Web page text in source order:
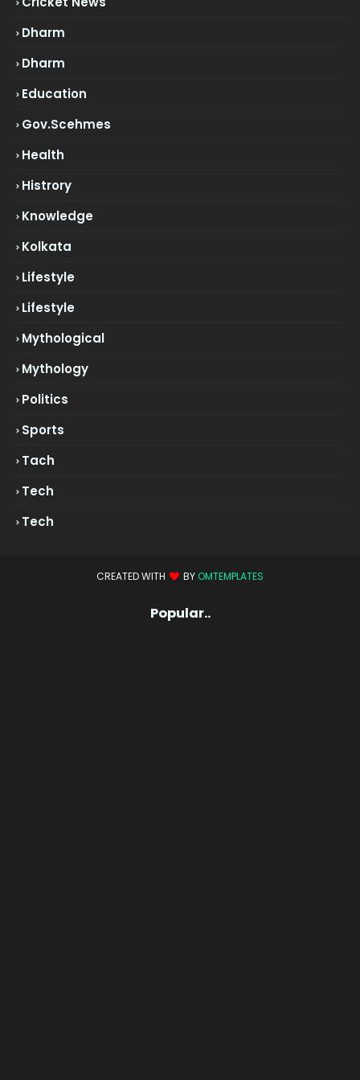
Dharm
Dharm
Education
Gov.scehmes
Health
Histrory
Knowledge
Kolkata
Lifestyle
Lifestyle
Mythological
Mythology
Politics
Sports
Tach
Tech
Tech
CREATED WITH BY OMTEMPLATES
Popular..